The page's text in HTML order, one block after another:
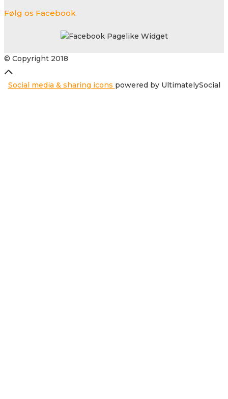
Følg os Facebook
© Copyright 2018
Social media & sharing icons powered by UltimatelySocial